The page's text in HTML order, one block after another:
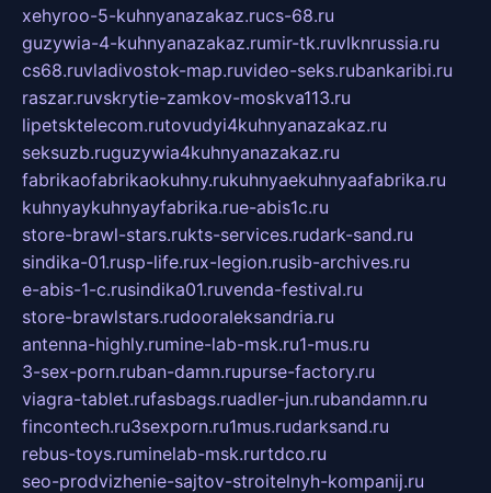
xehyroo-5-kuhnyanazakaz.rucs-68.ru
guzywia-4-kuhnyanazakaz.rumir-tk.ruvlknrussia.ru
cs68.ruvladivostok-map.ruvideo-seks.rubankaribi.ru
raszar.ruvskrytie-zamkov-moskva113.ru
lipetsktelecom.rutovudyi4kuhnyanazakaz.ru
seksuzb.ruguzywia4kuhnyanazakaz.ru
fabrikaofabrikaokuhny.rukuhnyaekuhnyaafabrika.ru
kuhnyaykuhnyayfabrika.rue-abis1c.ru
store-brawl-stars.rukts-services.rudark-sand.ru
sindika-01.rusp-life.rux-legion.rusib-archives.ru
e-abis-1-c.rusindika01.ruvenda-festival.ru
store-brawlstars.rudooraleksandria.ru
antenna-highly.rumine-lab-msk.ru1-mus.ru
3-sex-porn.ruban-damn.rupurse-factory.ru
viagra-tablet.rufasbags.ruadler-jun.rubandamn.ru
fincontech.ru3sexporn.ru1mus.rudarksand.ru
rebus-toys.ruminelab-msk.rurtdco.ru
seo-prodvizhenie-sajtov-stroitelnyh-kompanij.ru